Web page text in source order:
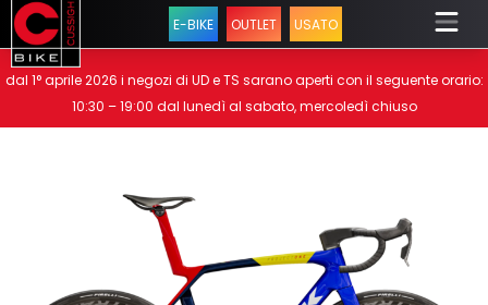
E-BIKE OUTLET USATO
dal 1° aprile 2026 i negozi di UD e TS sarano aperti con il seguente orario:
10:30 – 19:00 dal lunedì al sabato, mercoledì chiuso